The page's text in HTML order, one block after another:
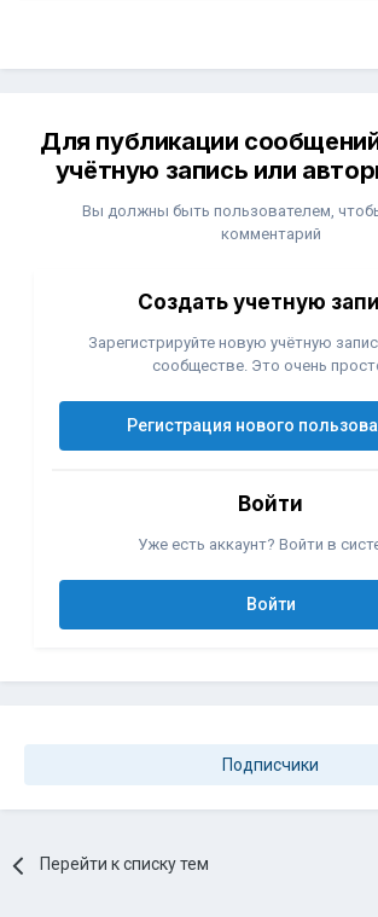
Для публикации
учётную запись или
Вы должны быть пользователем,
комментарий
Создать учетную
Зарегистрируйте новую учётную
сообществе. Это очень
Регистрация нового
Войти
Уже есть аккаунт? Войти в
Войти
Подписчики
Перейти к списку тем